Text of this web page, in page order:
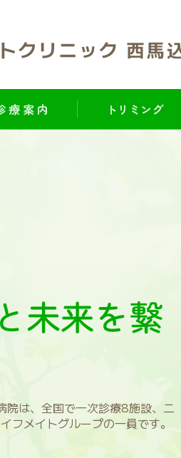
療 案 内 トリミング
未来を繋
院は、全国で一次診療8施設、二
フメイトグループの一員です。